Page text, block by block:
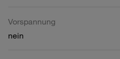
Vorspannung
nein